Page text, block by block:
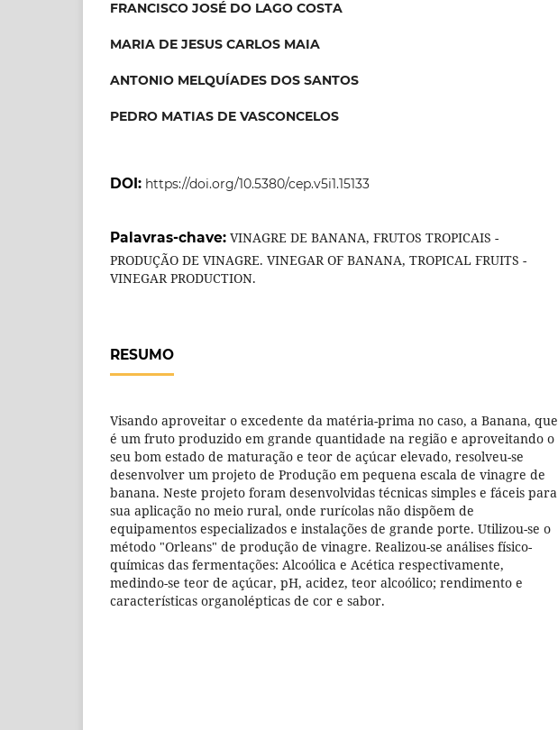
FRANCISCO JOSÉ DO LAGO COSTA
MARIA DE JESUS CARLOS MAIA
ANTONIO MELQUÍADES DOS SANTOS
PEDRO MATIAS DE VASCONCELOS
DOI: https://doi.org/10.5380/cep.v5i1.15133
Palavras-chave: VINAGRE DE BANANA, FRUTOS TROPICAIS -
PRODUÇÃO DE VINAGRE. VINEGAR OF BANANA, TROPICAL FRUITS -
VINEGAR PRODUCTION.
RESUMO
Visando aproveitar o excedente da matéria-prima no caso, a Banana, que
é um fruto produzido em grande quantidade na região e aproveitando o
seu bom estado de maturação e teor de açúcar elevado, resolveu-se
desenvolver um projeto de Produção em pequena escala de vinagre de
banana. Neste projeto foram desenvolvidas técnicas simples e fáceis para
sua aplicação no meio rural, onde rurícolas não dispõem de
equipamentos especializados e instalações de grande porte. Utilizou-se o
método "Orleans" de produção de vinagre. Realizou-se análises físico-
químicas das fermentações: Alcoólica e Acética respectivamente,
medindo-se teor de açúcar, pH, acidez, teor alcoólico; rendimento e
características organolépticas de cor e sabor.